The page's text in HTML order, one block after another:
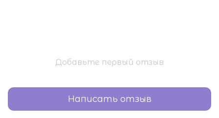
Добавьте первый отзыв
Написать отзыв